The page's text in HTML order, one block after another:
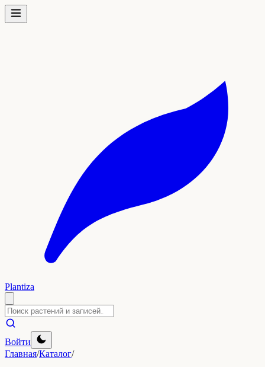
Plantiza
Войти
Главная/Каталог/